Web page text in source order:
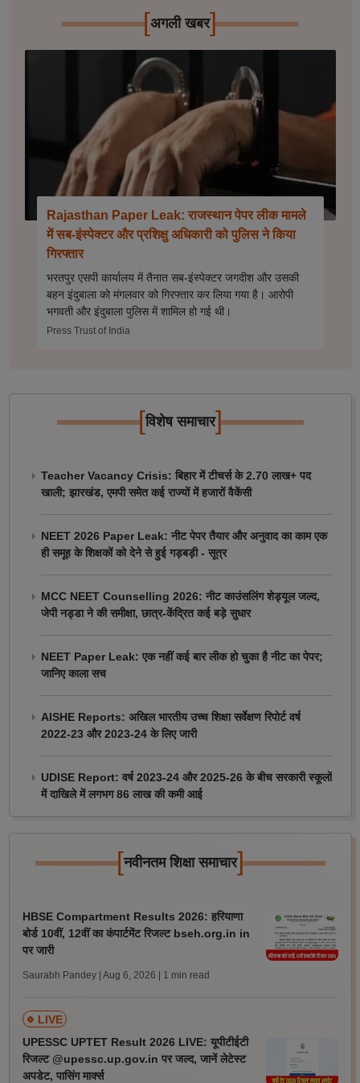
[अगली खबर]
Rajasthan Paper Leak: राजस्थान पेपर लीक मामले
में सब-इंस्पेक्टर और प्रशिक्षु अधिकारी को पुलिस ने किया
गिरफ्तार
भरतपुर एसपी कार्यालय में तैनात सब-इंस्पेक्टर जगदीश और उसकी
बहन इंदुबाला को मंगलवार को गिरफ्तार कर लिया गया है। आरोपी
भगवती और इंदुबाला पुलिस में शामिल हो गई थी।
Press Trust of India
[विशेष समाचार]
Teacher Vacancy Crisis: बिहार में टीचर्स के 2.70 लाख+ पद
खाली; झारखंड, एमपी समेत कई राज्यों में हजारों वैकेंसी
NEET 2026 Paper Leak: नीट पेपर तैयार और अनुवाद का काम एक
ही समूह के शिक्षकों को देने से हुई गड़बड़ी - सूत्र
MCC NEET Counselling 2026: नीट काउंसलिंग शेड्यूल जल्द,
जेपी नड्डा ने की समीक्षा, छात्र-केंद्रित कई बड़े सुधार
NEET Paper Leak: एक नहीं कई बार लीक हो चुका है नीट का पेपर;
जानिए काला सच
AISHE Reports: अखिल भारतीय उच्च शिक्षा सर्वेक्षण रिपोर्ट वर्ष
2022-23 और 2023-24 के लिए जारी
UDISE Report: वर्ष 2023-24 और 2025-26 के बीच सरकारी स्कूलों
में दाखिले में लगभग 86 लाख की कमी आई
[नवीनतम शिक्षा समाचार]
HBSE Compartment Results 2026: हरियाणा
बोर्ड 10वीं, 12वीं का कंपार्टमेंट रिजल्ट bseh.org.in in
पर जारी
Saurabh Pandey | Aug 6, 2026 | 1 min read
LIVE
UPESSC UPTET Result 2026 LIVE: यूपीटीईटी
रिजल्ट @upessc.up.gov.in पर जल्द, जानें लेटेस्ट
अपडेट, पासिंग मार्क्स